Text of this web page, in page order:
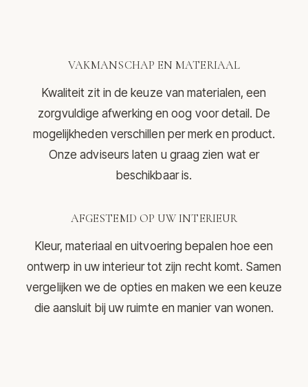
VAKMANSCHAP EN MATERIAAL
Kwaliteit zit in de keuze van materialen, een
zorgvuldige afwerking en oog voor detail. De
mogelijkheden verschillen per merk en product.
Onze adviseurs laten u graag zien wat er
beschikbaar is.
AFGESTEMD OP UW INTERIEUR
Kleur, materiaal en uitvoering bepalen hoe een
ontwerp in uw interieur tot zijn recht komt. Samen
vergelijken we de opties en maken we een keuze
die aansluit bij uw ruimte en manier van wonen.